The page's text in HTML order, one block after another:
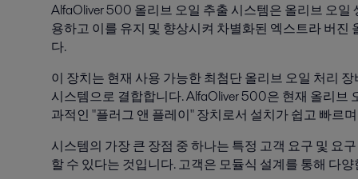
AlfaOliver 500 올리브 오일 추출 시스템은 올리브 오
용하고 이를 유지 및 향상시켜 차별화된 엑스트라 버
다.
이 장치는 현재 사용 가능한 최첨단 올리브 오일 처리
시스템으로 결합합니다. AlfaOliver 500은 현재 올리브
과적인 "플러그 앤 플레이" 장치로서 설치가 쉽고 빠르
시스템의 가장 큰 장점 중 하나는 특정 고객 요구 및 요
할 수 있다는 것입니다. 고객은 모듈식 설계를 통해 다